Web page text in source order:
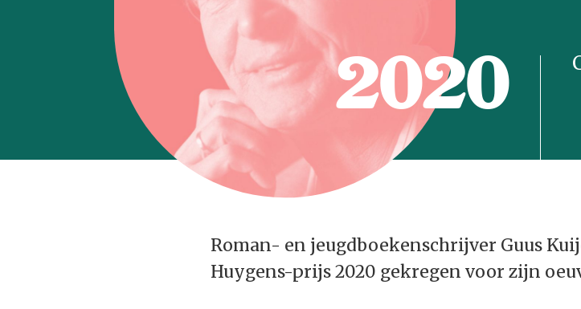
2020
Roman- en jeugdboekenschrijver Guus
Huygens-prijs 2020 gekregen voor zijn